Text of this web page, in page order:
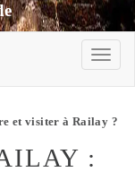
et visiter à Railay ?
: